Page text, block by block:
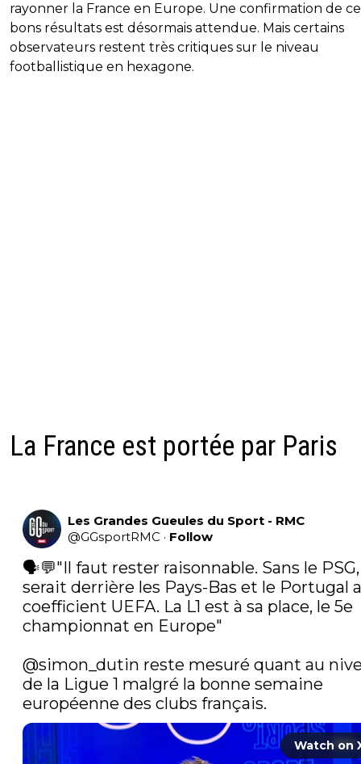
rayonner la France en Europe. Une confirmation de
bons résultats est désormais attendue. Mais certains
observateurs restent très critiques sur le niveau
footballistique en hexagone.
La France est portée par Paris
Les Grandes Gueules du Sport - RMC
@GGsportRMC · Follow
🗣💬"Il faut rester raisonnable. Sans le
serait derrière les Pays-Bas et le Portugal
coefficient UEFA. La L1 est à sa place, le 5e
championnat en Europe"
@simon_dutin reste mesuré quant au
de la Ligue 1 malgré la bonne semaine
européenne des clubs français.
Watch on